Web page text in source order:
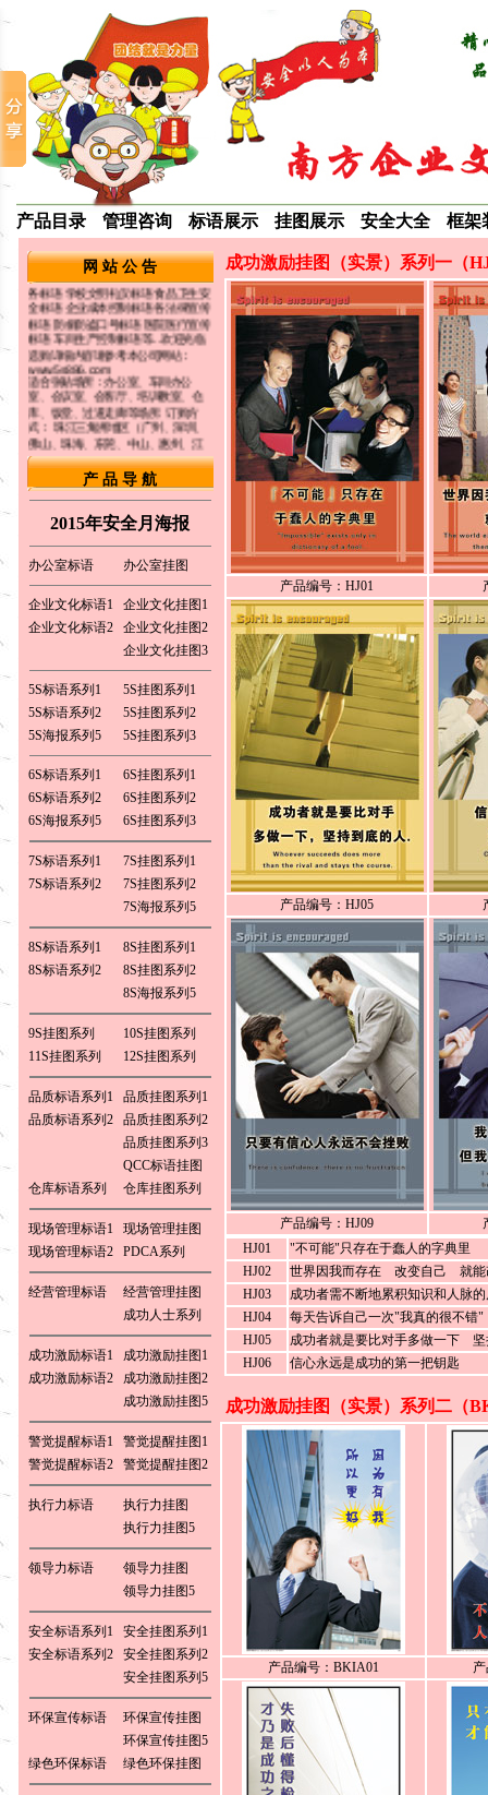
产品目录 管理咨询 标语展示 挂图展示 安全大全 框架
网 站 公 告
＝ 最新动态 ＝
我司长期提供品质宣传标语挂图海
报，生产管理系列标语挂图，
5S/6S/7S/8S宣传标语挂图，环保宣
传标语海报，ROHS/ISO14001系列
标语海报，企业文化类标语挂图，食
堂礼仪宣传图片，成功激励口号 警觉
提醒标语画口号 节约能源标语挂图，
企业培训标语，生产安全宣传标语挂
图 企业成本控制标语海报 酒店宾馆服
务标语 学校文明礼仪标语 食品卫生安
全标语 企业成本控制标语 各法律宣传
标语 防偷防盗口号标语 医院医疗宣传
标语 车间生产控制标语等...欢迎光临
选购详细内容请参考本公司网站：
www.5s886.com
适合张贴场所：办公室、车间办公
室、会议室、会客厅、培训教室、仓
库、饭堂、过道走廊等场所. 订购方
式： 珠江三角洲地区（广州、深圳、
佛山、珠海、东莞、中山、惠州、江
门、肇庆）以及汕头、湛江市、茂名
市、河源市、阳江市、清远市、揭阳
市可以委托快递公司送货上门代收货
款，外省的客户须使用银行汇款，汇
款时请把汇款资料填写完整，汇款后
我司收到传真后将在当天内将您订购
杭州 宁波 温州 天津 福建 福州市 厦门
市 江苏省 南京市 无锡市 徐州市 常州
市 苏州市 山东省 济南市 青岛市 河南
西安 昆明 贵阳 成都 青海 兰州 江西
南昌）3-4天可以到货。
联系人：白先生
订 购 传 真：
0769-82713929
产 品 导 航
2015年安全月海报
办公室标语 办公室挂图
企业文化标语1
企业文化挂图1
企业文化标语2
企业文化挂图2
企业文化挂图3
5S标语系列1
5S挂图系列1
5S标语系列2
5S挂图系列2
5S海报系列5
5S挂图系列3
6S标语系列1
6S挂图系列1
6S标语系列2
6S挂图系列2
6S海报系列5
6S挂图系列3
7S标语系列1
7S挂图系列1
7S标语系列2
7S挂图系列2
7S海报系列5
8S标语系列1
8S挂图系列1
8S标语系列2
8S挂图系列2
8S海报系列5
9S挂图系列
10S挂图系列
11S挂图系列
12S挂图系列
品质标语系列1
品质挂图系列1
品质标语系列2
品质挂图系列2
品质挂图系列3
QCC标语挂图
仓库标语系列
仓库挂图系列
现场管理标语1
现场管理挂图
现场管理标语2
PDCA系列
经营管理标语
经营管理挂图
成功人士系列
成功激励标语1
成功激励挂图1
成功激励标语2
成功激励挂图2
成功激励挂图5
警觉提醒标语1
警觉提醒挂图1
警觉提醒标语2
警觉提醒挂图2
执行力标语
执行力挂图
执行力挂图5
领导力标语
领导力挂图
领导力挂图5
安全标语系列1
安全挂图系列1
安全标语系列2
安全挂图系列2
安全挂图系列5
环保宣传标语
环保宣传挂图
环保宣传挂图5
绿色环保标语
绿色环保挂图
成功激励挂图（实景）系列一（
产品编号：HJ01
产品编号：HJ05
产品编号：HJ09
HJ01
"不可能"只存在于蠢人的字典里
HJ02
世界因我而存在 改变自己 就能
HJ03
成功者需不断地累积知识和人脉
HJ04
每天告诉自己一次"我真的很不错"
HJ05
成功者就是要比对手多做一下 坚
HJ06
信心永远是成功的第一把钥匙
成功激励挂图（实景）系列二（
产品编号：BKIA01